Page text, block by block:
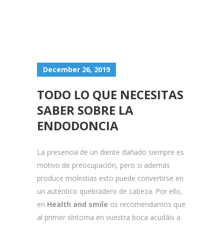
December 26, 2019
TODO LO QUE NECESITAS
SABER SOBRE LA
ENDODONCIA
La presencia de un diente dañado siempre es
motivo de preocupación, pero si además
produce molestias esto puede convertirse en
un auténtico quebradero de cabeza. Por ello,
en Health and smile os recomendamos que
al primer síntoma en vuestra boca acudáis a